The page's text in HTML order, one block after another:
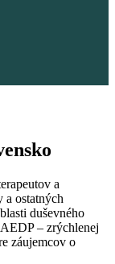
a
a ostatných
duševného
– zrýchlenej
záujemcov o